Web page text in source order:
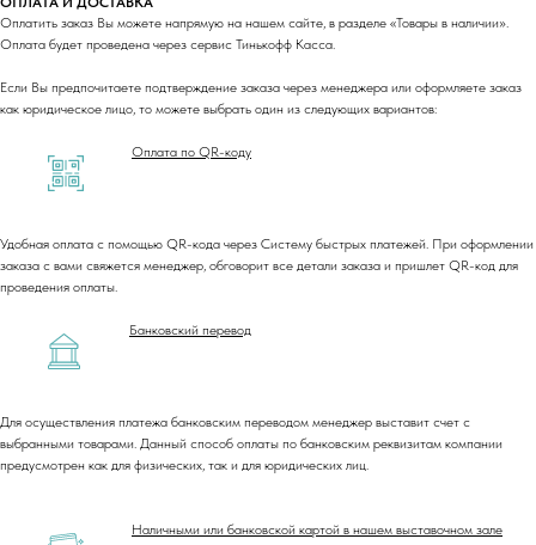
Оплатить заказ Вы можете напрямую на нашем сайте, в разделе «Товары в наличии».
Оплата будет проведена через сервис Тинькофф Касса.
Если Вы предпочитаете подтверждение заказа через менеджера или оформляете заказ
как юридическое лицо, то можете выбрать один из следующих вариантов:
Оплата по QR-коду
Удобная оплата с помощью QR-кода через Систему быстрых платежей. При оформлении
заказа с вами свяжется менеджер, обговорит все детали заказа и пришлет QR-код для
проведения оплаты.
Банковский перевод
Для осуществления платежа банковским переводом менеджер выставит счет с
выбранными товарами. Данный способ оплаты по банковским реквизитам компании
предусмотрен как для физических, так и для юридических лиц.
Наличными или банковской картой в нашем выставочном зале